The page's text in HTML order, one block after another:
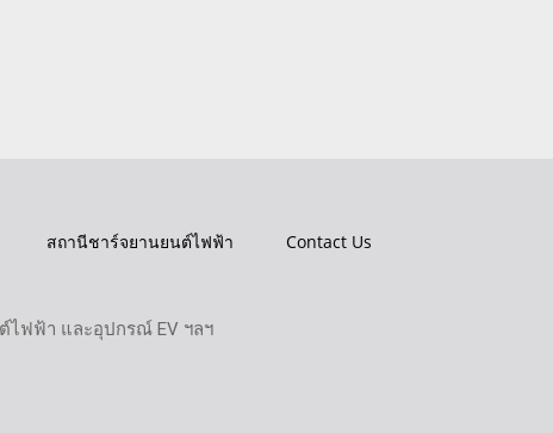
สถานีชาร์จยานยนต์ไฟฟ้า
Contact Us
ไฟฟ้า และอุปกรณ์ EV ฯลฯ